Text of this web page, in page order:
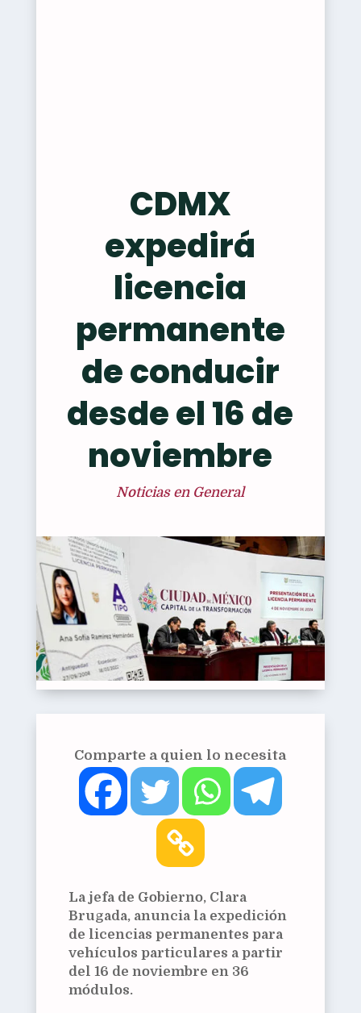
CDMX
expedirá
licencia
permanente
de conducir
desde el 16 de
noviembre
Noticias en General
Comparte a quien lo necesita
La jefa de Gobierno, Clara
Brugada, anuncia la expedición
de licencias permanentes para
vehículos particulares a partir
del 16 de noviembre en 36
módulos.